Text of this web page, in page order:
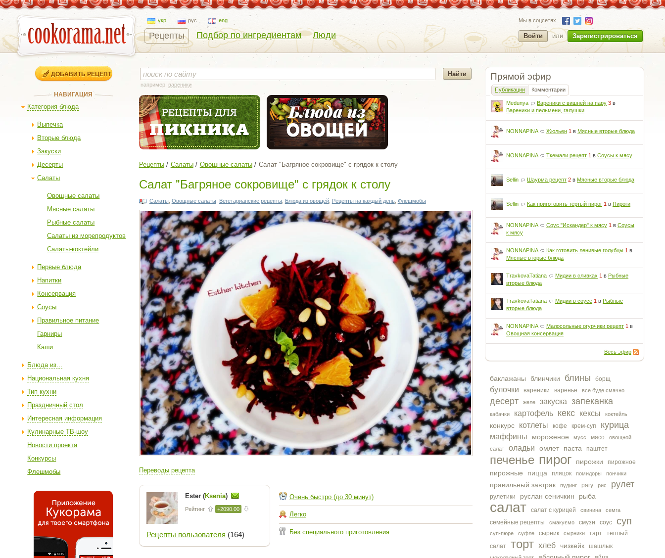
укр рус eng
Рецепты Подбор по ингредиентам Люди
Мы в соцсетях
Войти или Зарегистрироваться
ДОБАВИТЬ РЕЦЕПТ
НАВИГАЦИЯ
Категория блюда
Выпечка
Вторые блюда
Закуски
Десерты
Салаты
Овощные салаты
Мясные салаты
Рыбные салаты
Салаты из морепродуктов
Салаты-коктейли
Первые блюда
Напитки
Консервация
Соусы
Правильное питание
Гарниры
Каши
Блюда из...
Национальная кухня
Тип кухни
Праздничный стол
Интересная информация
Кулинарные ТВ-шоу
Новости проекта
Конкурсы
Флешмобы
Прямой эфир
Публикации Комментарии
Medunya Вареники с вишней на пару 3 в
Вареники и пельмени, галушки
NONNAPINA Жюльен 1 вМясные вторые блюда
NONNAPINA Ткемали рецепт 1 вСоусы к мясу
Sellin Шаурма рецепт 2 вМясные вторые блюда
Sellin Как приготовить тёртый пирог 1 вПироги
NONNAPINA Соус "Искандер" к мясу 1 вСоусы
к мясу
NONNAPINA Как готовить ленивые голубцы 1 в
Мясные вторые блюда
TravkovaTatiana Мидии в сливках 1 вРыбные
вторые блюда
TravkovaTatiana Мидии в соусе 1 вРыбные
вторые блюда
NONNAPINA Малосольные огурчики рецепт 1 в
Овощная консервация
Весь эфир
баклажаны блинчики блины борщ
булочки вареники варенье все буде смачно
десерт желе закуска запеканка
кабачки картофель кекс кексы коктейль
конкурс котлеты кофе крем-суп курица
маффины мороженое мусс мясо
овощной
салат
оладьи омлет паста паштет
печенье пирог пирожки пирожное
пирожные пицца пляцок помидоры пончики
правильный завтрак пудинг рагу рис рулет
рулетики руслан сеничкин рыба
салат салат с курицей свинина семга
семейные рецепты смакуємо смузи соус суп
суп-пюре суфле сырник сырники тарт
теплый
салат
торт хлеб чизкейк шашлык
например: вареники
Рецепты Салаты Овощные салаты Салат "Багряное сокровище" с грядок к столу
Салат "Багряное сокровище" с грядок к столу
Салаты Овощные салаты Вегетарианские рецепты Блюда из овощей, Рецепты на каждый день, Флешмобы
Переводы рецепта
Ester (Ksenia)
Рейтинг +2090.00
Рецепты пользователя (164)
Очень быстро (до 30 минут)
Легко
Без специального приготовления